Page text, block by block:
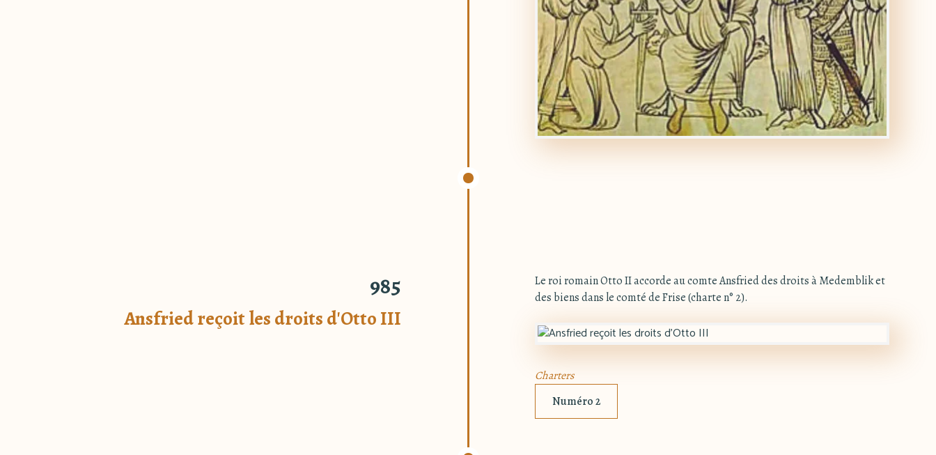
985
Ansfried reçoit les droits d'Otto III
Le roi romain Otto II accorde au comte Ansfried des droits à Medemblik et
des biens dans le comté de Frise (charte n° 2).
Charters
Numéro 2